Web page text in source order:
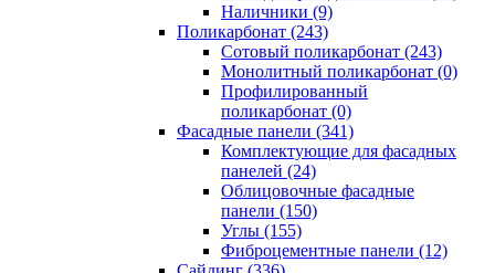
Наличники (9)
Поликарбонат (243)
Сотовый поликарбонат (243)
Монолитный поликарбонат (0)
Профилированный
поликарбонат (0)
Фасадные панели (341)
Комплектующие для фасадных
панелей (24)
Облицовочные фасадные
панели (150)
Углы (155)
Фиброцементные панели (12)